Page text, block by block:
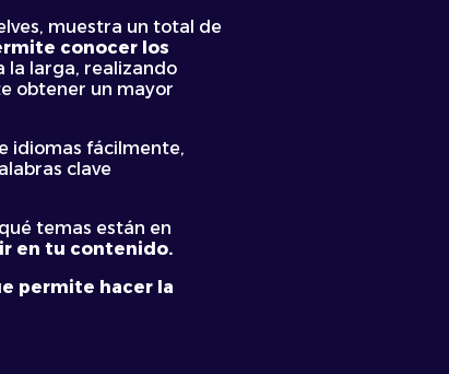
muestra un total de
conocer los
la larga, realizando
obtener un mayor
idiomas fácilmente,
clave
temas están en
en tu contenido.
permite hacer la